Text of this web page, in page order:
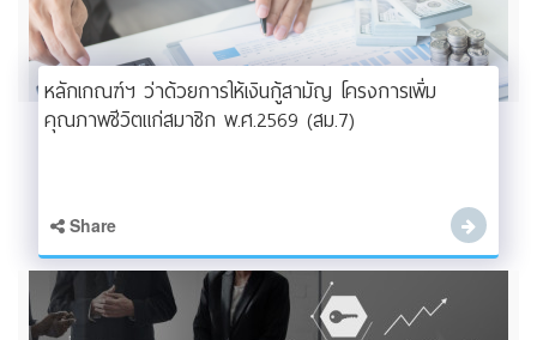
หลักเกณฑ์ฯ ว่าด้วยการให้เงินกู้สามัญ โครงการเพิ่ม
คุณภาพชีวิตแก่สมาชิก พ.ศ.2569 (สม.7)
Share